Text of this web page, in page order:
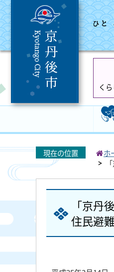
く
現在の位置 ホ
「京丹
住民避